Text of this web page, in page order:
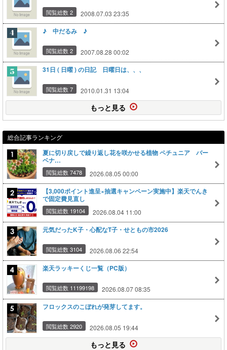
閲覧総数 2 2008.07.03 23:35
♪ 中だるみ ♪
閲覧総数 2 2007.08.28 00:02
31日 ( 日曜 ) の日記 日曜日は、、、
閲覧総数 7 2010.01.31 13:04
もっと見る
総合記事ランキング
夏に切り戻しで繰り返し花を咲かせる植物 ペチュニア バー
ベナ…
閲覧総数 7478 2026.08.05 00:00
【3,000ポイント進呈×抽選キャンペーン実施中】楽天でんき
で固定費見直し
閲覧総数 19104 2026.08.04 11:00
元気だったK子・心配なT子・せともの市2026
閲覧総数 3104 2026.08.06 22:54
楽天ラッキーくじ一覧（PC版）
閲覧総数 11199198 2026.08.07 08:35
フロックスのこぼれが発芽してます。
閲覧総数 2920 2026.08.05 19:44
もっと見る